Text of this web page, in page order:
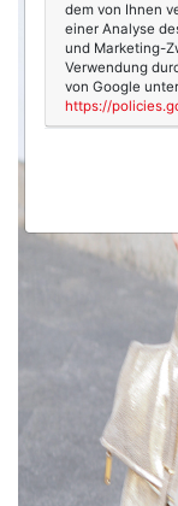
dem von Ihnen
einer Analyse
und Marketing-
Verwendung
von Google unter
https://